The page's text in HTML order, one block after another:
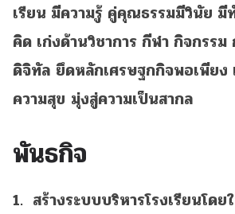
เรียน มีความรู้ คู่คุณธรรมมีวินัย มี
คิด เก่งด้านวิชาการ กีฬา กิจกรร
ดิจิทัล ยึดหลักเศรษฐกกิจพอเพียง
ความสุข มุ่งสู่ความเป็นสากล
พันธกิจ
1. สร้างระบบบริหารโรงเรียนโดย